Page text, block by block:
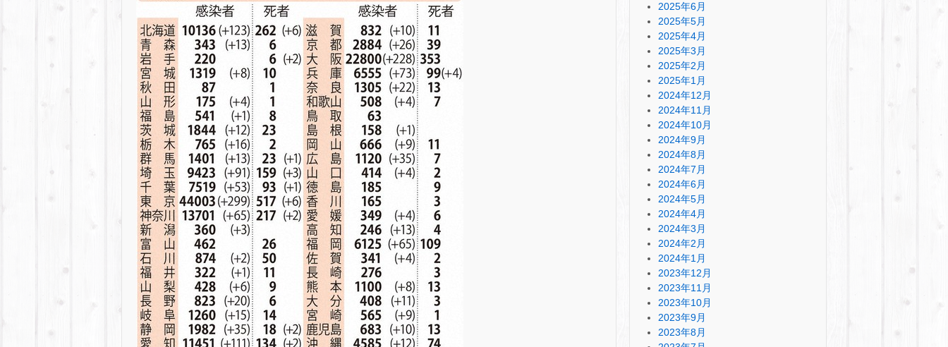
2025年6月
2025年5月
2025年4月
2025年3月
2025年2月
2025年1月
2024年12月
2024年11月
2024年10月
2024年9月
2024年8月
2024年7月
2024年6月
2024年5月
2024年4月
2024年3月
2024年2月
2024年1月
2023年12月
2023年11月
2023年10月
2023年9月
2023年8月